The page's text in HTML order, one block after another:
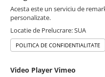
Acesta este un serviciu de
personalizate.
Locatie de Prelucrare: SUA
POLITICA DE CONFIDENTIALITATE
Video Player Vimeo